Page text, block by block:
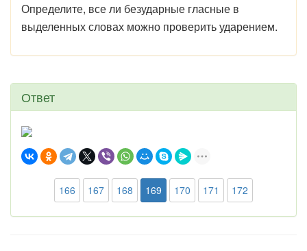
Определите, все ли безударные гласные в
выделенных словах можно проверить ударением.
Ответ
166 167 168 169 170 171 172